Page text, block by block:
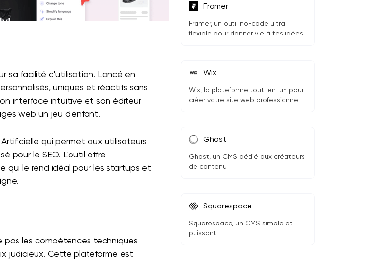
sa facilité d'utilisation. Lancé en
uniques et réactifs sans
interface intuitive et son éditeur
web un jeu d'enfant.
qui permet aux utilisateurs
pour le SEO. L'outil offre
qui le rend idéal pour les startups et
pas les compétences techniques
judicieux. Cette plateforme est
Framer
Framer, un outil no-code ultra
flexible pour donner vie à tes idées
Wix
Wix, la plateforme tout-en-un pour
créer votre site web professionnel
Ghost
Ghost, un CMS dédié aux créateurs
de contenu
Squarespace
Squarespace, un CMS simple et
puissant